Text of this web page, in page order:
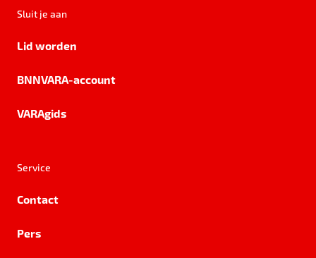
Sluit je aan
Lid worden
BNNVARA-account
VARAgids
Service
Contact
Pers